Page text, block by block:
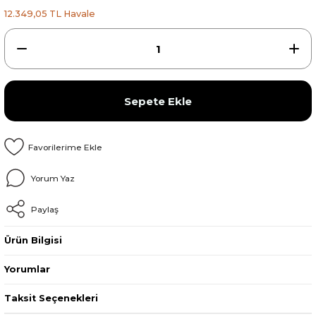
12.349,05 TL Havale
Sepete Ekle
Yorum Yaz
Paylaş
Ürün Bilgisi
Yorumlar
Taksit Seçenekleri